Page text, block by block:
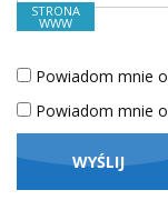
STRONA
WWW
Powiadom mnie
Powiadom mnie